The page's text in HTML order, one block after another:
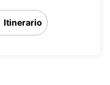
Itinerario